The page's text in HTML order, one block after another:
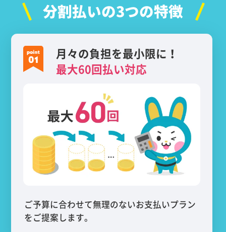
分割払いの3つの特徴
月々の負担を最小限に！
最大60回払い対応
ご予算に合わせて無理のないお支払いプラン
をご提案します。